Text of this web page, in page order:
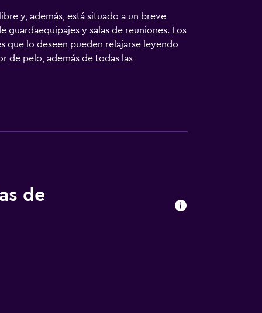
y, además, está situado a un breve
y salas de reuniones. Los
que lo deseen pueden relajarse leyendo
de pelo, además de todas las
acceder caminando a Beechworth
se encuentra a un trayecto de 50
de